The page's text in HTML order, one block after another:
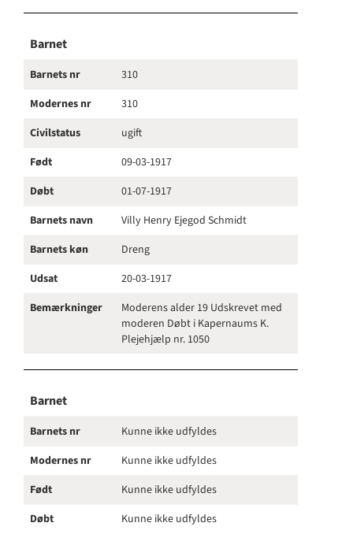
Barnet
Barnets nr
310
Modernes nr
310
Civilstatus
ugift
Født
09-03-1917
Døbt
01-07-1917
Barnets navn
Villy Henry Ejegod Schmidt
Barnets køn
Dreng
Udsat
20-03-1917
Bemærkninger
Moderens alder 19 Udskrevet med
moderen Døbt i Kapernaums K.
Plejehjælp nr. 1050
Barnet
Barnets nr
Kunne ikke udfyldes
Modernes nr
Kunne ikke udfyldes
Født
Kunne ikke udfyldes
Døbt
Kunne ikke udfyldes